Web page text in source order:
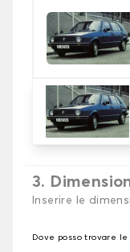
2. Finitura
Scegli le calze
3.
Inserire le
Dove posso trovare